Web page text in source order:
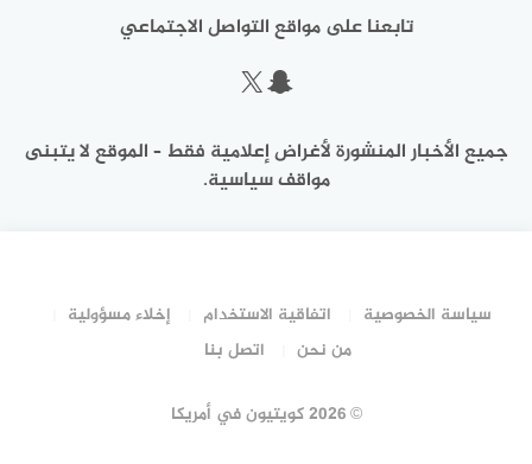
تابعنا على مواقع التواصل الاجتماعي
سناب شات
إكس
جميع الأخبار المنشورة لأغراض إعلامية فقط – الموقع لا يتبنى
مواقف سياسية.
سياسة الخصوصية اتفاقية الاستخدام
إخلاء مسؤولية
من نحن
اتصل بنا
©2026 كويتيون في أمريكا